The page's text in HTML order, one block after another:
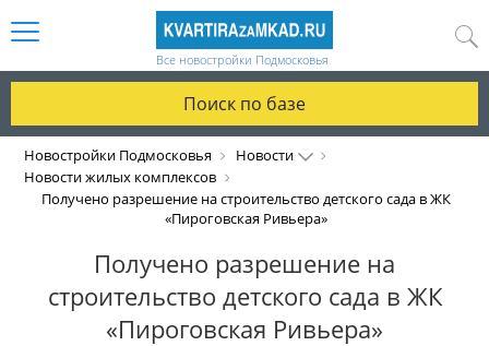
Все новостройки Подмосковья
Поиск по базе
Новостройки Подмосковья
Новости
Новости жилых комплексов
Получено разрешение на строительство детского сада в ЖК
«Пироговская Ривьера»
Получено разрешение на
строительство детского сада в ЖК
«Пироговская Ривьера»